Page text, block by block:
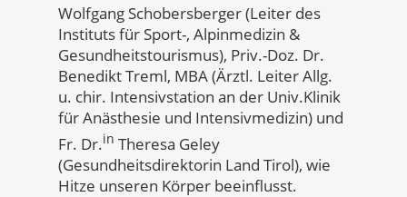
Wolfgang Schobersberger (Leiter des
Instituts für Sport-, Alpinmedizin &
Gesundheitstourismus), Priv.-Doz. Dr.
Benedikt Treml, MBA (Ärztl. Leiter Allg.
u. chir. Intensivstation an der Univ.Klinik
für Anästhesie und Intensivmedizin) und
Fr. Dr.in Theresa Geley
(Gesundheitsdirektorin Land Tirol), wie
Hitze unseren Körper beeinflusst.